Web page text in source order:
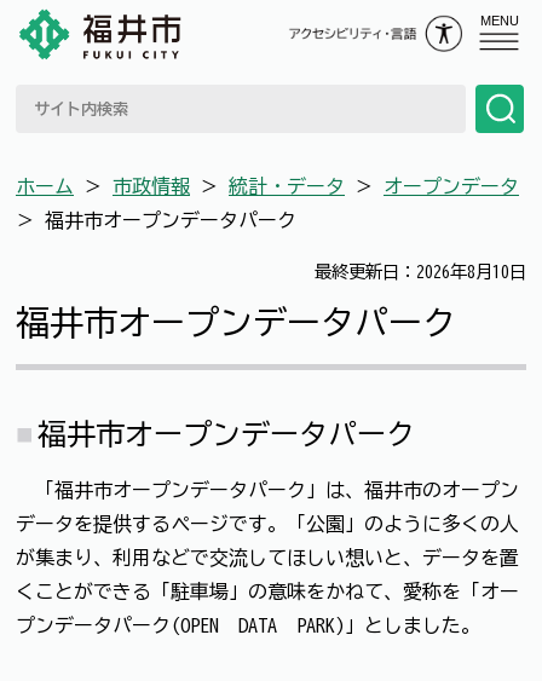
MENU
ホーム ＞ 市政情報 ＞ 統計・データ ＞ オープンデータ
＞ 福井市オープンデータパーク
最終更新日：2026年8月10日
福井市オープンデータパーク
福井市オープンデータパーク
「福井市オープンデータパーク」は、福井市のオープン
データを提供するページです。「公園」のように多くの人
が集まり、利用などで交流してほしい想いと、データを置
くことができる「駐車場」の意味をかねて、愛称を「オー
プンデータパーク(OPEN DATA PARK)」としました。